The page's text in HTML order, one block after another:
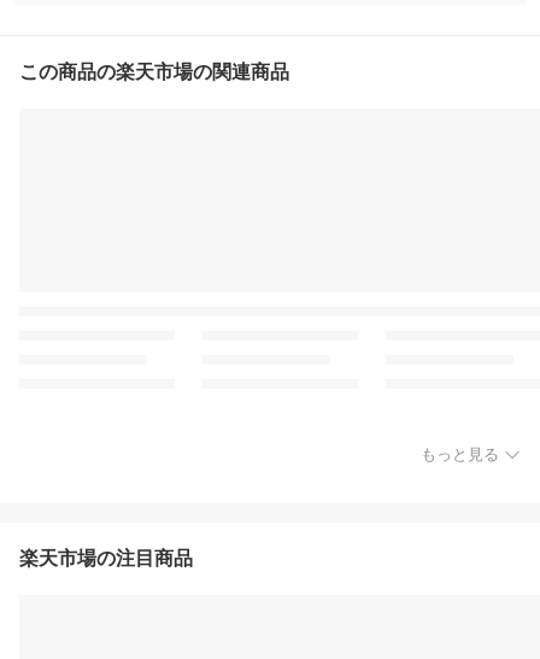
この商品の楽天市場の関連商品
もっと見る
楽天市場の注目商品